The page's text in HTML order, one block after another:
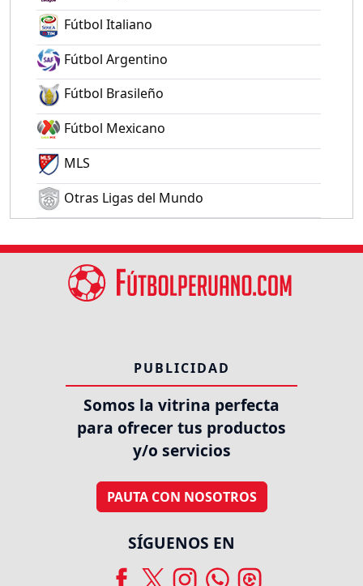
Fútbol Italiano
Fútbol Argentino
Fútbol Brasileño
Fútbol Mexicano
MLS
Otras Ligas del Mundo
PUBLICIDAD
Somos la vitrina perfecta
para ofrecer tus productos
y/o servicios
PAUTA CON NOSOTROS
SÍGUENOS EN